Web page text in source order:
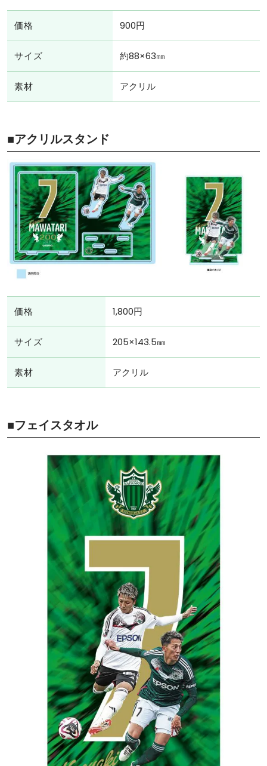
価格 900円
サイズ 約88×63㎜
素材 アクリル
■アクリルスタンド
価格 1,800円
サイズ 205×143.5㎜
素材 アクリル
■フェイスタオル